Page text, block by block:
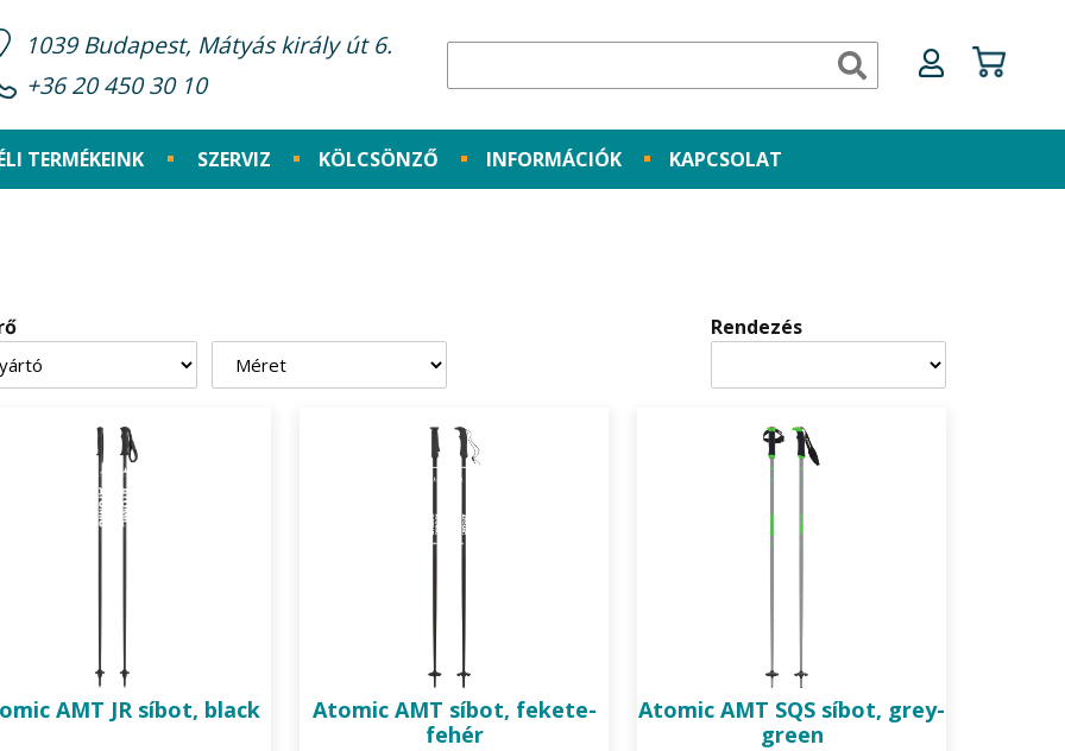
1039 Budapest, Mátyás király út 6.
+36 20 450 30 10
TERMÉKEINK SZERVIZ KÖLCSÖNZŐ INFORMÁCIÓK KAPCSOLAT
Rendezés
AMT JR síbot, black Atomic AMT síbot, fekete-
fehér
Atomic AMT SQS síbot, grey-
green